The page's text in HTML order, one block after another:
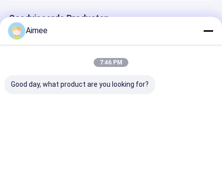
Geadviseerde Producten
Aimee
7:46 PM
Good day, what product are you looking for?